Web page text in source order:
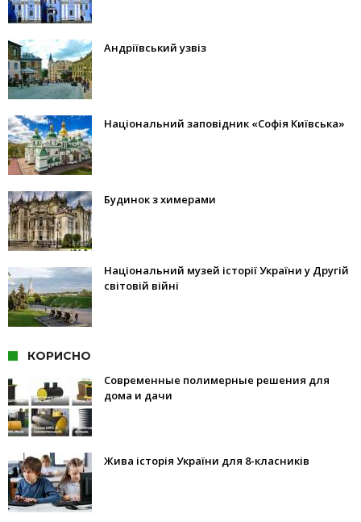
Андріївський узвіз
Національний заповідник «Софія Київська»
Будинок з химерами
Національний музей історії України у Другій
світовій війні
КОРИСНО
Современные полимерные решения для
дома и дачи
Жива історія України для 8-класників